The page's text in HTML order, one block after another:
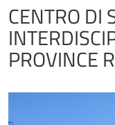
CENTRO DI
PROVINCE